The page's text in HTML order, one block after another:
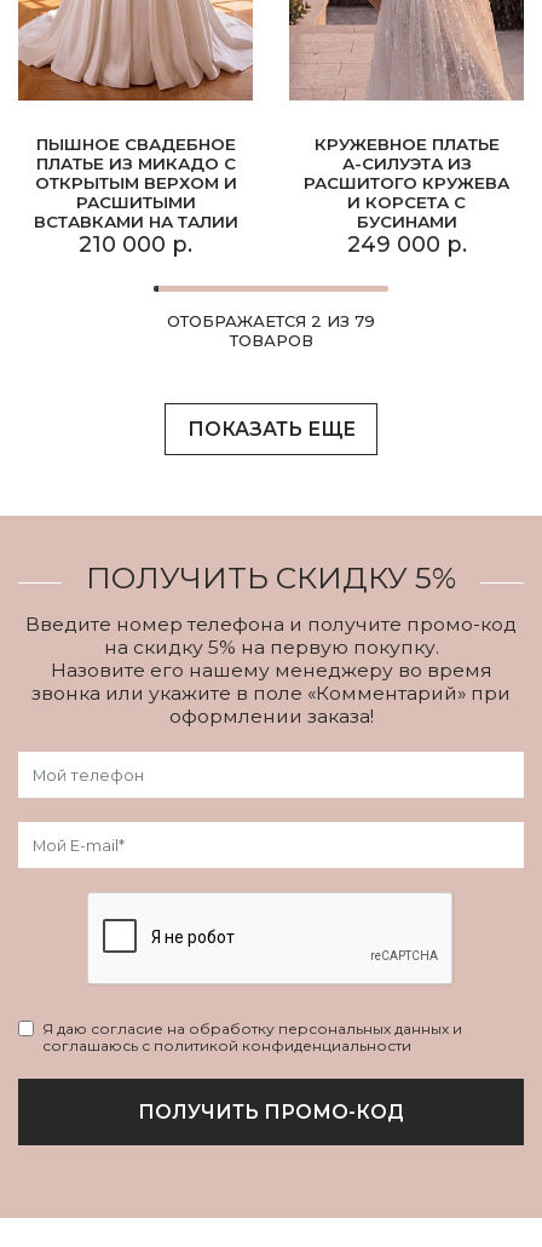
ПЫШНОЕ СВАДЕБНОЕ
ПЛАТЬЕ ИЗ МИКАДО С
ОТКРЫТЫМ ВЕРХОМ И
РАСШИТЫМИ
ВСТАВКАМИ НА ТАЛИИ
210 000 р.
КРУЖЕВНОЕ ПЛАТЬЕ
А-СИЛУЭТА ИЗ
РАСШИТОГО КРУЖЕВА
И КОРСЕТА С
БУСИНАМИ
249 000 р.
ОТОБРАЖАЕТСЯ 2 ИЗ 79
ТОВАРОВ
ПОКАЗАТЬ ЕЩЕ
ПОЛУЧИТЬ СКИДКУ 5%
Введите номер телефона и получите промо-код
на скидку 5% на первую покупку.
Назовите его нашему менеджеру во время
звонка или укажите в поле «Комментарий» при
оформлении заказа!
Я даю согласие на обработку персональных данных и
соглашаюсь с политикой конфиденциальности
ПОЛУЧИТЬ ПРОМО-КОД